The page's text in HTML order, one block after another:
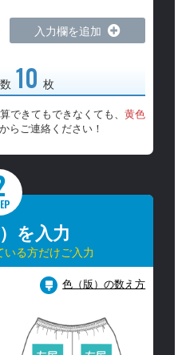
入力欄を追加
10 枚
できてもできなくても、 黄色
からご連絡ください！
を入力
いる方だけご入力
色（版）の数え方